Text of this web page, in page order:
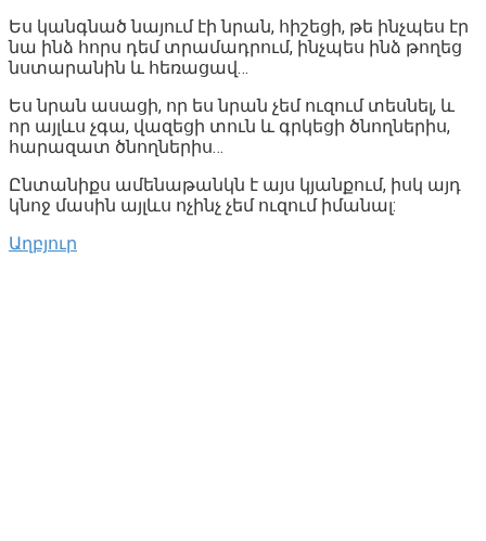
Ես կանգնած նայում էի նրան, հիշեցի, թե ինչպես էր
նա ինձ հորս դեմ տրամադրում, ինչպես ինձ թողեց
նստարանին և հեռացավ…
Ես նրան ասացի, որ ես նրան չեմ ուզում տեսնել, և
որ այլևս չգա, վազեցի տուն և գրկեցի ծնողներիս,
հարազատ ծնողներիս…
Ընտանիքս ամենաթանկն է այս կյանքում, իսկ այդ
կնոջ մասին այլևս ոչինչ չեմ ուզում իմանալ:
Աղբյուր